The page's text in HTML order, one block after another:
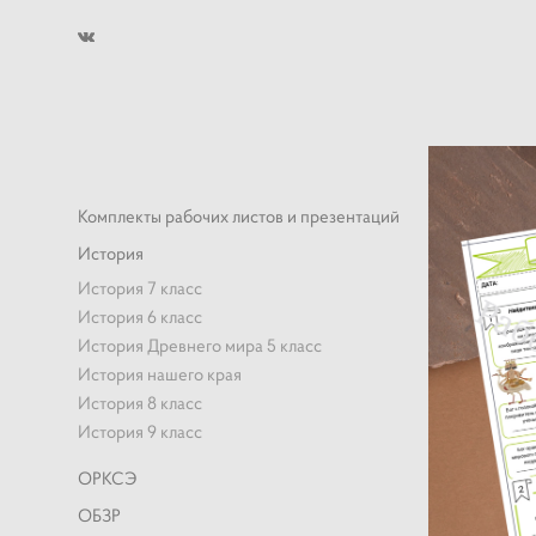
Комплекты рабочих листов и презентаций
История
История 7 класс
История 6 класс
История Древнего мира 5 класс
История нашего края
История 8 класс
История 9 класс
ОРКСЭ
ОБЗР